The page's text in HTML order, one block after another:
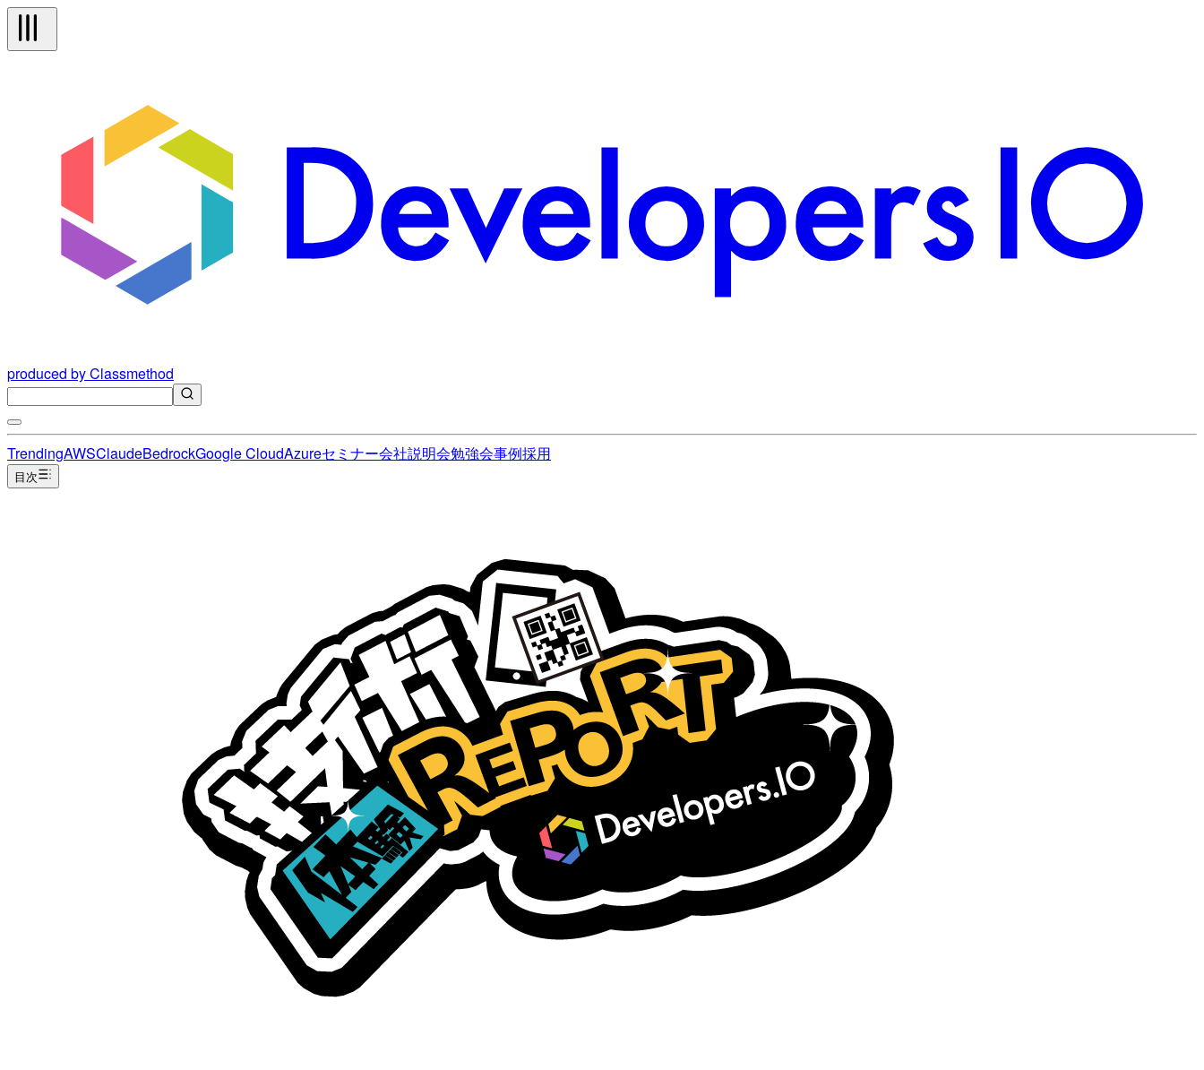
produced by Classmethod
TrendingAWSClaudeBedrockGoogle CloudAzureセミナー会社説明会勉強会事例採用
目次